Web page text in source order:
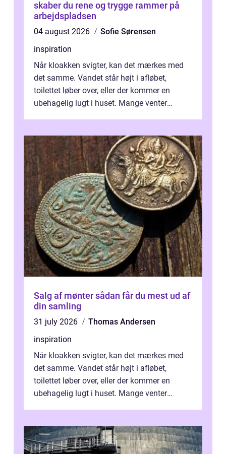
skaber du rene og trygge rammer på
arbejdspladsen
04 august 2026
Sofie Sørensen
inspiration
Når kloakken svigter, kan det mærkes med
det samme. Vandet står højt i afløbet,
toilettet løber over, eller der kommer en
ubehagelig lugt i huset. Mange venter
Salg af mønter sådan får du mest ud af
din samling
31 july 2026
Thomas Andersen
inspiration
Når kloakken svigter, kan det mærkes med
det samme. Vandet står højt i afløbet,
toilettet løber over, eller der kommer en
ubehagelig lugt i huset. Mange venter